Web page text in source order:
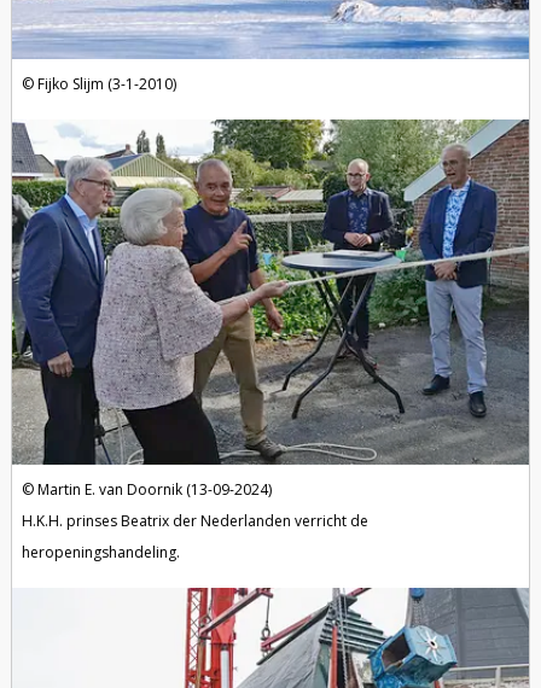
Fijko Slijm (3-1-2010)
Martin E. van Doornik (13-09-2024)
H.K.H. prinses Beatrix der Nederlanden verricht de
heropeningshandeling.